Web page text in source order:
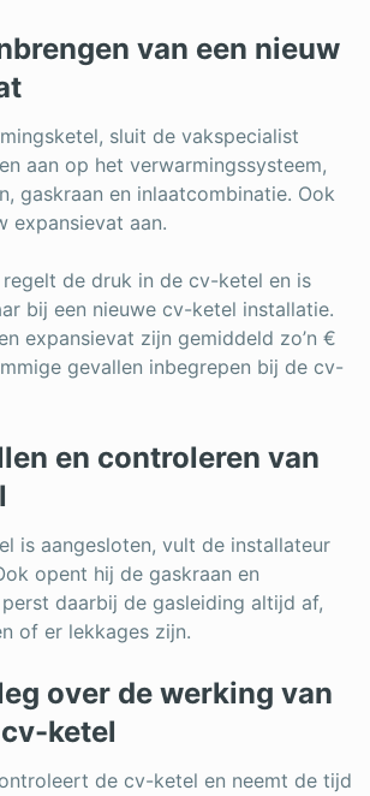
van een nieuw
sluit de vakspecialist
aan op het verwarmingssysteem,
gaskraan en inlaatcombinatie. Ook
expansievat aan.
regelt de druk in de cv-ketel en is
bij een nieuwe cv-ketel installatie.
expansievat zijn gemiddeld zo’n €
gevallen inbegrepen bij de cv-
en controleren van
is aangesloten, vult de installateur
opent hij de gaskraan en
daarbij de gasleiding altijd af,
of er lekkages zijn.
over de werking van
ketel
de cv-ketel en neemt de tijd